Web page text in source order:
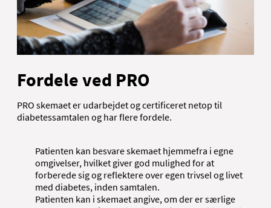
Fordele ved PRO
PRO skemaet er udarbejdet og certificeret netop til
diabetessamtalen og har flere fordele.
Patienten kan besvare skemaet hjemmefra i egne
omgivelser, hvilket giver god mulighed for at
forberede sig og reflektere over egen trivsel og livet
med diabetes, inden samtalen.
Patienten kan i skemaet angive, om der er særlige